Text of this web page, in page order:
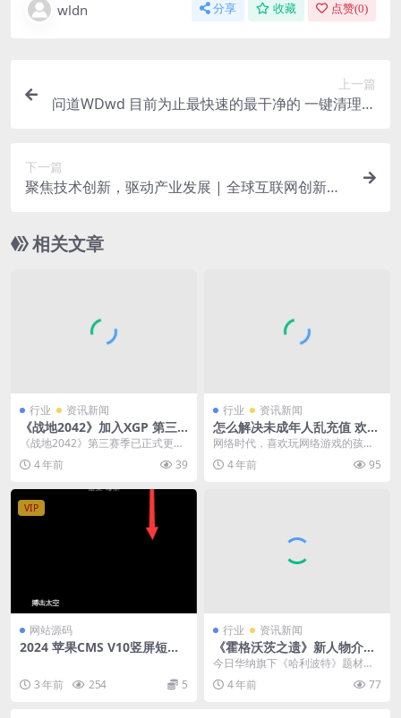
wldn 分享 收藏 点赞(0)
上一篇
问道WDwd 目前为止最快速的最干净的 一键清理数
下一篇
聚焦技术创新，驱动产业发展 | 全球互联网创新技
相关文章
行业 资讯新闻
《战地2042》加入XGP 第三
赛季于今晚八点上线
《战地2042》第三赛季已正式更
新，将于今晚8点上线，届时本作也
将加入微软XGP...
4 年前 39
行业 资讯新闻
怎么解决未成年人乱充值 欢太
游戏充值业务防沉迷升级
网络时代，喜欢玩网络游戏的孩子
不在少数，甚至从某种角度说，作
为网络时代的原住民，...
4 年前 95
VIP
网站源码
2024 苹果CMS V10竖屏短视
3 年前 254 5
行业 资讯新闻
《霍格沃茨之遗》新人物介绍
学院魔咒课教授罗南
今日华纳旗下《哈利波特》题材开
放世界角色扮演游戏《霍格沃茨之
遗》公布了新人物介绍...
4 年前 77